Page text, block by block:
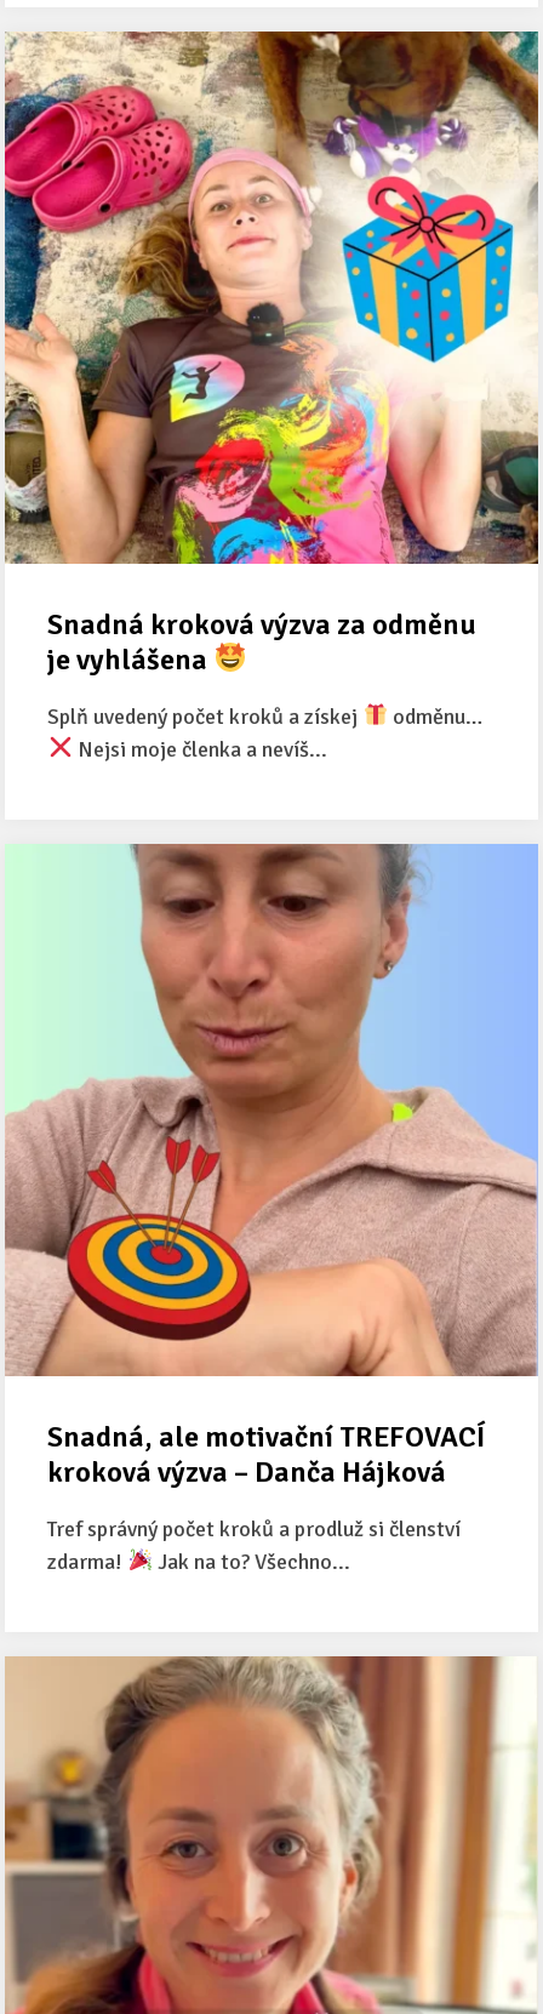
Snadná kroková výzva za odměnu
je vyhlášena
Splň uvedený počet kroků a získej
odměnu…
Nejsi moje členka a nevíš...
Snadná, ale motivační TREFOVACÍ
kroková výzva – Danča Hájková
Tref správný počet kroků a prodluž si členství
zdarma!
Jak na to? Všechno...